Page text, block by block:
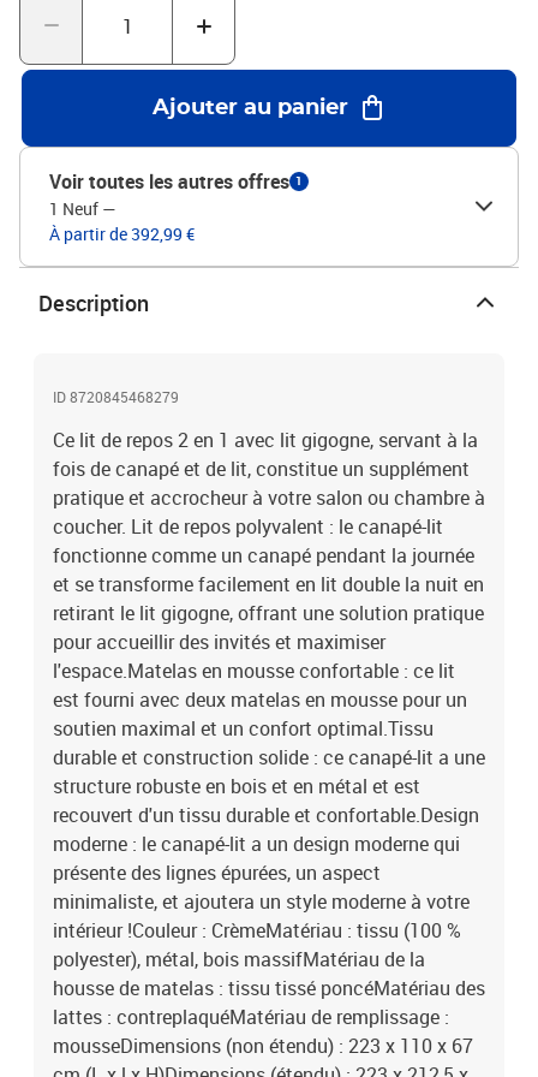
CrèmeMatériau : tissu (100 % polyester), métal, bois
poncéMatériau des lattes : contreplaquéMatériau de remplissage :
mousseDimensions (non étendu) : 223 x 110 x 67 cm (L x l x
H)Dimensions (étendu) : 223 x 212,5 x 67 cm (L x l x H) Dimensions
du matelas en mousse (chacun) : 100 x 200 x 10 cm (l x L x
H)Hauteur du siège à partir du sol : 26,5 cmHauteur des pieds : 15
cmL'assemblage est requisLa livraison contient :1 x lit de jour avec
lit gigogne 2 x matelas en mousse
Ajouter au panier
Voir toutes les autres offres 1
1 Neuf —
À partir de 392,99 €
Description
ID 8720845468279
Ce lit de repos 2 en 1 avec lit gigogne, servant à la
fois de canapé et de lit, constitue un supplément
pratique et accrocheur à votre salon ou chambre à
coucher. Lit de repos polyvalent : le canapé-lit
fonctionne comme un canapé pendant la journée
et se transforme facilement en lit double la nuit en
retirant le lit gigogne, offrant une solution pratique
pour accueillir des invités et maximiser
l'espace.Matelas en mousse confortable : ce lit
est fourni avec deux matelas en mousse pour un
soutien maximal et un confort optimal.Tissu
durable et construction solide : ce canapé-lit a une
structure robuste en bois et en métal et est
recouvert d'un tissu durable et confortable.Design
moderne : le canapé-lit a un design moderne qui
présente des lignes épurées, un aspect
minimaliste, et ajoutera un style moderne à votre
intérieur !Couleur : CrèmeMatériau : tissu (100 %
polyester), métal, bois massifMatériau de la
housse de matelas : tissu tissé poncéMatériau des
lattes : contreplaquéMatériau de remplissage :
mousseDimensions (non étendu) : 223 x 110 x 67